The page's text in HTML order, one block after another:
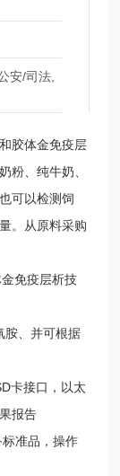
安/司法,
胶体金免疫层
粉、纯牛奶、
可以检测饲
。从原料采购
免疫层析技
、并可根据
卡接口，以太
报告
准品，操作